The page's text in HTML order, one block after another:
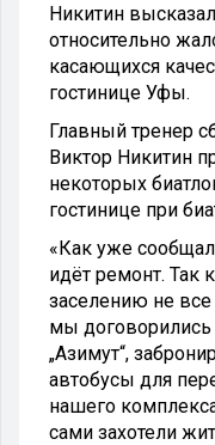
Никитин
относительно
касающихся
гостинице Уфы.
Главный тренер
Виктор Никитин
некоторых
гостинице при
«Как уже
идёт ремонт. Так
заселению не все
мы договорились
„Азимут“,
автобусы для
нашего
сами захотели